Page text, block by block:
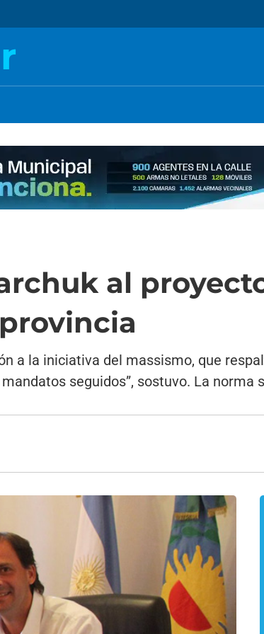
al
a la iniciativa del massismo, que
seguidos”, sostuvo. La norma